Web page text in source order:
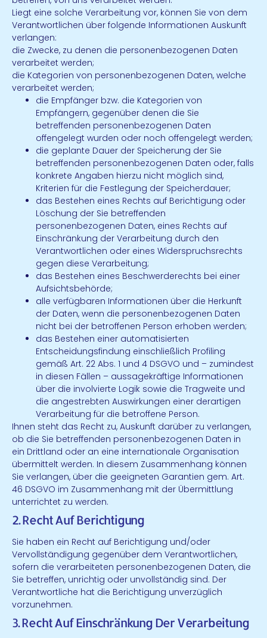
Liegt eine solche Verarbeitung vor, können Sie von dem
Verantwortlichen über folgende Informationen Auskunft
verlangen:
die Zwecke, zu denen die personenbezogenen Daten
verarbeitet werden;
die Kategorien von personenbezogenen Daten, welche
verarbeitet werden;
die Empfänger bzw. die Kategorien von
Empfängern, gegenüber denen die Sie
betreffenden personenbezogenen Daten
offengelegt wurden oder noch offengelegt werden;
die geplante Dauer der Speicherung der Sie
betreffenden personenbezogenen Daten oder, falls
konkrete Angaben hierzu nicht möglich sind,
Kriterien für die Festlegung der Speicherdauer;
das Bestehen eines Rechts auf Berichtigung oder
Löschung der Sie betreffenden
personenbezogenen Daten, eines Rechts auf
Einschränkung der Verarbeitung durch den
Verantwortlichen oder eines Widerspruchsrechts
gegen diese Verarbeitung;
das Bestehen eines Beschwerderechts bei einer
Aufsichtsbehörde;
alle verfügbaren Informationen über die Herkunft
der Daten, wenn die personenbezogenen Daten
nicht bei der betroffenen Person erhoben werden;
das Bestehen einer automatisierten
Entscheidungsfindung einschließlich Profiling
gemäß Art. 22 Abs. 1 und 4 DSGVO und – zumindest
in diesen Fällen – aussagekräftige Informationen
über die involvierte Logik sowie die Tragweite und
die angestrebten Auswirkungen einer derartigen
Verarbeitung für die betroffene Person.
Ihnen steht das Recht zu, Auskunft darüber zu verlangen,
ob die Sie betreffenden personenbezogenen Daten in
ein Drittland oder an eine internationale Organisation
übermittelt werden. In diesem Zusammenhang können
Sie verlangen, über die geeigneten Garantien gem. Art.
46 DSGVO im Zusammenhang mit der Übermittlung
unterrichtet zu werden.
2. Recht Auf Berichtigung
Sie haben ein Recht auf Berichtigung und/oder
Vervollständigung gegenüber dem Verantwortlichen,
sofern die verarbeiteten personenbezogenen Daten, die
Sie betreffen, unrichtig oder unvollständig sind. Der
Verantwortliche hat die Berichtigung unverzüglich
vorzunehmen.
3. Recht Auf Einschränkung Der Verarbeitung